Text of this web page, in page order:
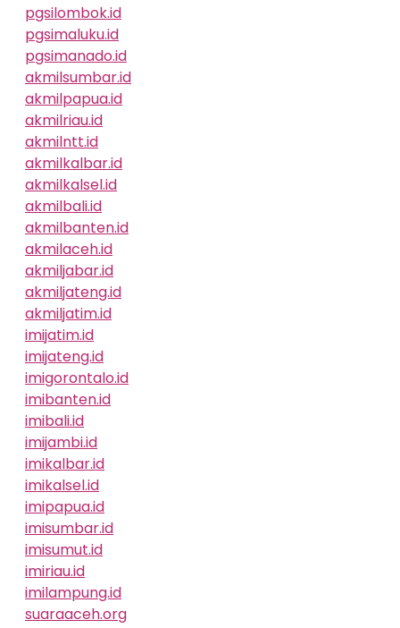
pgsilombok.id
pgsimaluku.id
pgsimanado.id
akmilsumbar.id
akmilpapua.id
akmilriau.id
akmilntt.id
akmilkalbar.id
akmilkalsel.id
akmilbali.id
akmilbanten.id
akmilaceh.id
akmiljabar.id
akmiljateng.id
akmiljatim.id
imijatim.id
imijateng.id
imigorontalo.id
imibanten.id
imibali.id
imijambi.id
imikalbar.id
imikalsel.id
imipapua.id
imisumbar.id
imisumut.id
imiriau.id
imilampung.id
suaraaceh.org